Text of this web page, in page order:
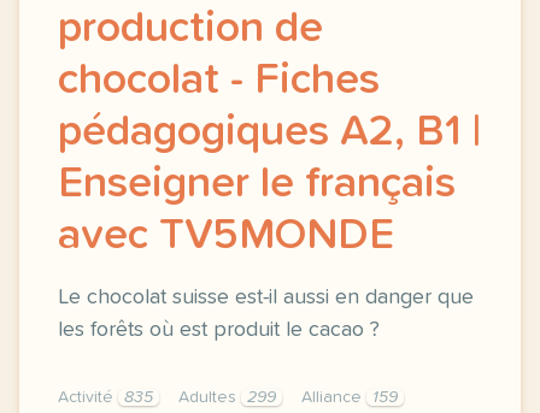
production de
chocolat - Fiches
pédagogiques A2, B1 |
Enseigner le français
avec TV5MONDE
Le chocolat suisse est-il aussi en danger que
les forêts où est produit le cacao ?
Activité 835 Adultes 299 Alliance
159